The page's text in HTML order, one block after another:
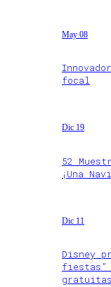
May 08
focal
Dic 19
52
¡Una
Dic 11
Disney
fiestas”